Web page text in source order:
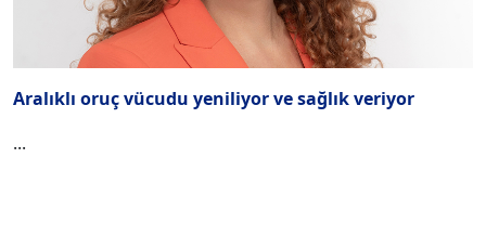
Aralıklı oruç vücudu yeniliyor ve sağlık veriyor
...